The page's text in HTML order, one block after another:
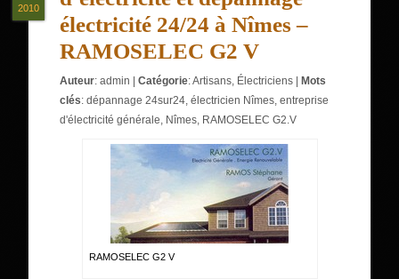
électricité 24/24 à Nîmes –
RAMOSELEC G2 V
Auteur:admin |Catégorie:Artisans, Électriciens
Mots
clés:dépannage 24sur24,électricien Nîmes,entreprise
d'électricité générale, Nîmes, RAMOSELEC G2.V
RAMOSELEC G2 V
2010